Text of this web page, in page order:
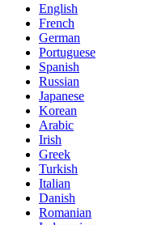
English
French
German
Portuguese
Spanish
Russian
Japanese
Korean
Arabic
Irish
Greek
Turkish
Italian
Danish
Romanian